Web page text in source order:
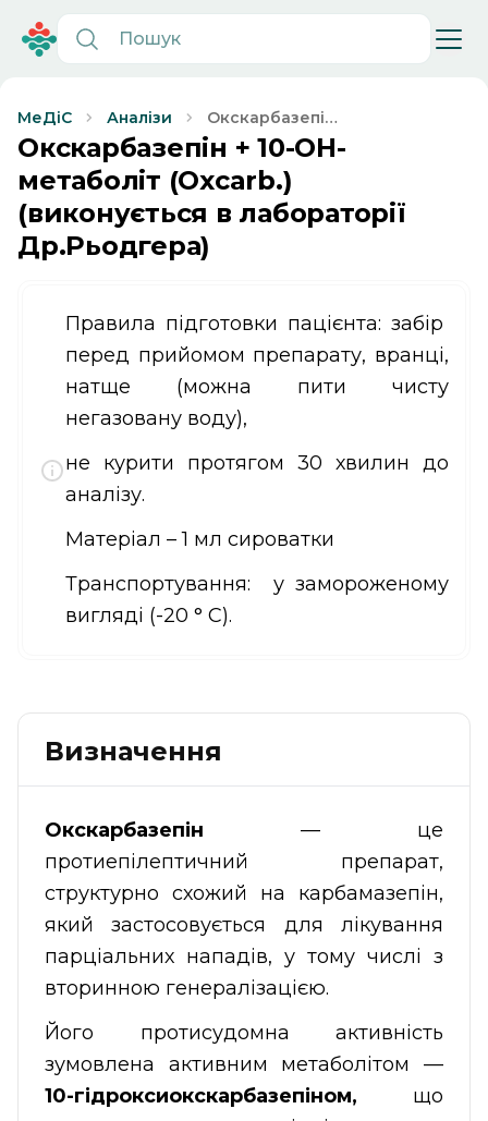
МеДіС Аналізи
Окскарбазепін
+ 10-OH-
метаболіт
(Oxcarb.)
(виконується в
лабораторії
Др.Рьодгера)
Окскарбазепін + 10-OH-
метаболіт (Oxcarb.)
(виконується в лабораторії
Др.Рьодгера)
Правила підготовки пацієнта: забір
перед прийомом препарату, вранці,
натще (можна пити чисту
негазовану воду),
не курити протягом 30 хвилин до
аналізу.
Матеріал – 1 мл сироватки
Транспортування: у замороженому
вигляді (-20 ° С).
Визначення
Окскарбазепін — це
протиепілептичний препарат,
структурно схожий на карбамазепін,
який застосовується для лікування
парціальних нападів, у тому числі з
вторинною генералізацією.
Його протисудомна активність
зумовлена активним метаболітом —
10-гідроксиокскарбазепіном, що